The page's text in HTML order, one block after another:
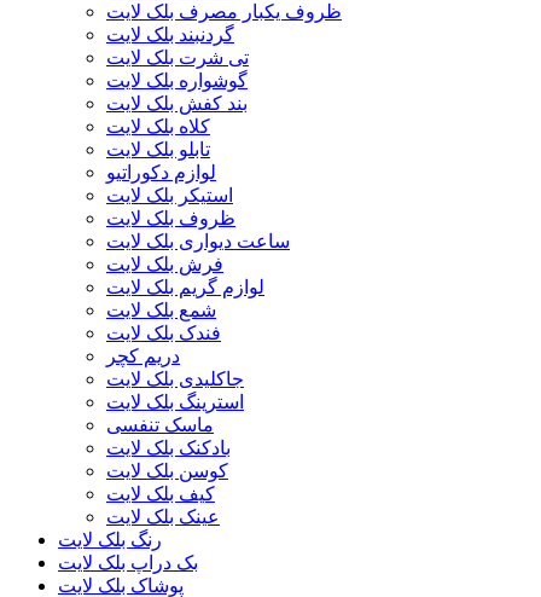
ظروف یکبار مصرف بلک لایت
گردنبند بلک لایت
تی شرت بلک لایت
گوشواره بلک لایت
بند کفش بلک لایت
کلاه بلک لایت
تابلو بلک لایت
لوازم دکوراتیو
استیکر بلک لایت
ظروف بلک لایت
ساعت دیواری بلک لایت
فرش بلک لایت
لوازم گریم بلک لایت
شمع بلک لایت
فندک بلک لایت
دریم کچر
جاکلیدی بلک لایت
استرینگ بلک لایت
ماسک تنفسی
بادکنک بلک لایت
کوسن بلک لایت
کیف بلک لایت
عینک بلک لایت
رنگ بلک لایت
بک دراپ بلک لایت
پوشاک بلک لایت